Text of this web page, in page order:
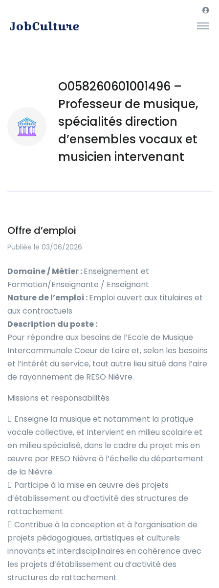
O058260601001496 –
Professeur de musique,
spécialités direction
d’ensembles vocaux et
musicien intervenant
Offre d’emploi
Publiée le 03/06/2026
Domaine / Métier :Enseignement et
Formation/Enseignante / Enseignant
Nature de l’emploi :Emploi ouvert aux titulaires et
aux contractuels
Description du poste :
Pour répondre aux besoins de l’Ecole de Musique
Intercommunale Coeur de Loire et, selon les besoins
et l’intérêt du service, tout autre lieu situé dans l’aire
de rayonnement de RESO Nièvre.
Missions et responsabilités
 Enseigne la musique et notamment la pratique
vocale collective, et Intervient en milieu scolaire et
en milieu spécialisé, dans le cadre du projet mis en
œuvre par RESO Nièvre à l’échelle du département
de la Nièvre
 Participe à la mise en œuvre des projets
d’établissement ou d’activité des structures de
rattachement
 Contribue à la conception et à l’organisation de
projets pédagogiques, artistiques et culturels
innovants et interdisciplinaires en cohérence avec
les projets d’établissement ou d’activité des
structures de rattachement